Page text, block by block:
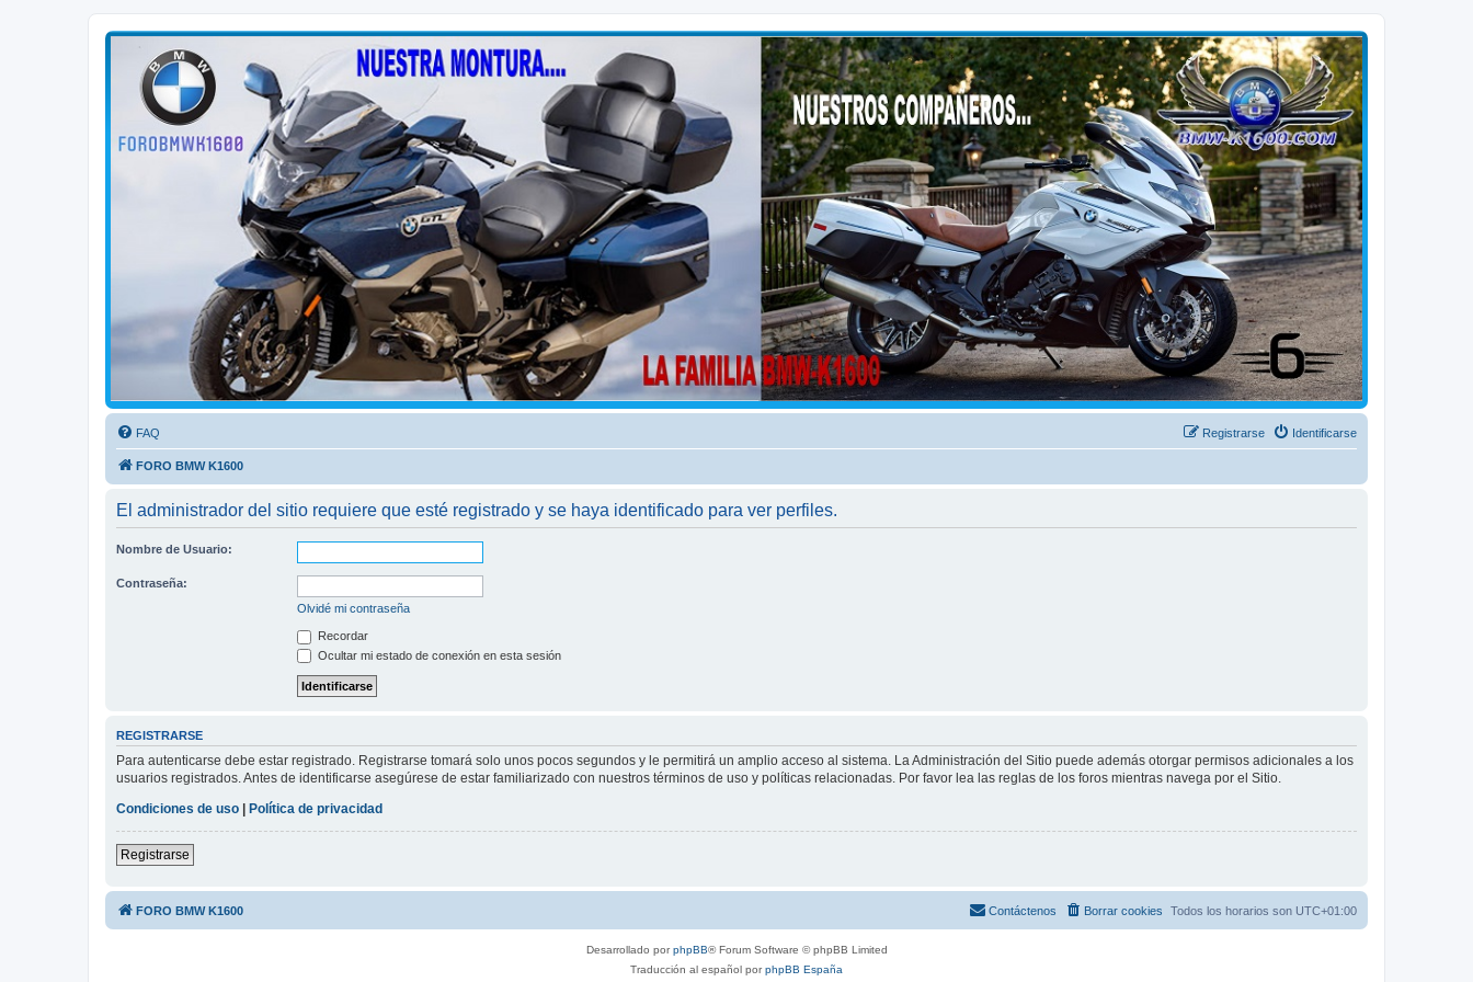
FORO BMW K1600
FORO de MOTOS BMW
FAQ Identificarse
Registrarse
FORO BMW K1600
El administrador del sitio requiere que esté registrado y se haya identificado para ver perfiles.
Nombre de Usuario:
Contraseña:
Olvidé mi contraseña
Recordar
Ocultar mi estado de conexión en esta sesión
REGISTRARSE
Para autenticarse debe estar registrado. Registrarse tomará solo unos pocos segundos y le permitirá un amplio acceso al sistema. La Administración del Sitio puede además otorgar permisos adicionales a los
usuarios registrados. Antes de identificarse asegúrese de estar familiarizado con nuestros términos de uso y políticas relacionadas. Por favor lea las reglas de los foros mientras navega por el Sitio.
Condiciones de uso | Política de privacidad
Registrarse
FORO BMW K1600 Todos los horarios son UTC+01:00
Borrar cookies
Contáctenos
Desarrollado porphpBB® Forum Software © phpBB Limited
Traducción al español porphpBB España